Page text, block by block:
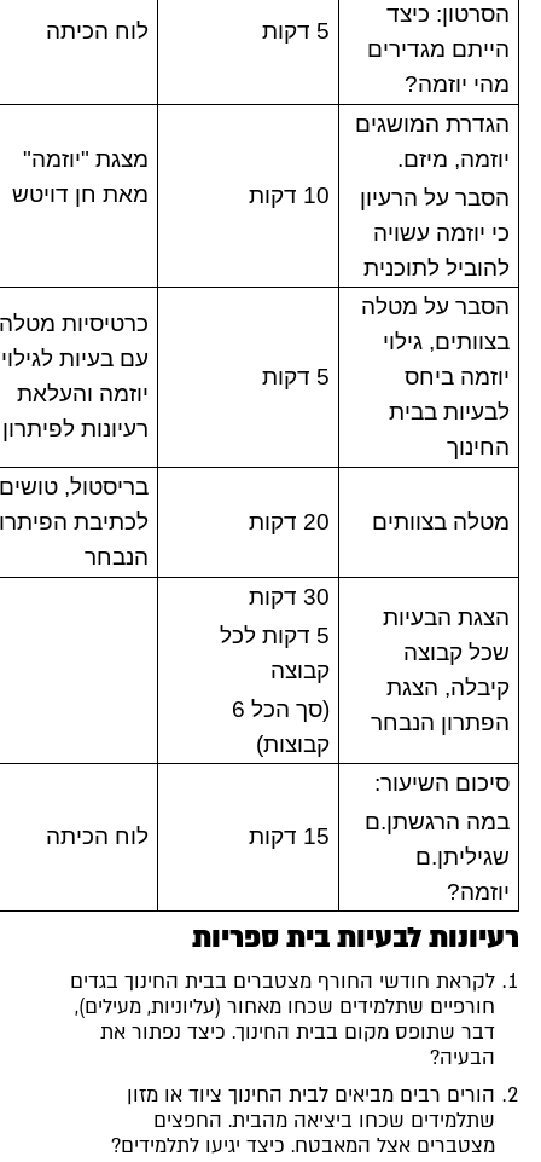
הסרטון: כיצד
הייתם מגדירים
מהי יוזמה?
לוח הכיתה
הגדרת המושגים
יוזמה, מיזם.
הסבר על הרעיון
כי יוזמה עשויה
להוביל לתוכנית
10 דקות
מצגת "יוזמה"
מאת חן דויטש
הסבר על מטלה
בצוותים, גילוי
יוזמה ביחס
לבעיות בבית
החינוך
כרטיסיות מטלה
עם בעיות לגילוי
יוזמה והעלאת
רעיונות לפיתרון
מטלה בצוותים 20 דקות
בריסטול, טושים
לכתיבת הפיתרון
הנבחר
הצגת הבעיות
שכל קבוצה
קיבלה, הצגת
הפתרון הנבחר
30 דקות
5 דקות לכל
קבוצה
(סך הכל 6
קבוצות)
סיכום השיעור:
במה הרגשתן.ם
שגיליתן.ם
יוזמה?
15 דקות לוח הכיתה
לבעיות בית ספריות
לקראת חודשי החורף מצטברים בבית החינוך בגדים
חורפיים שתלמידים שכחו מאחור (עליוניות, מעילים),
דבר שתופס מקום בבית החינוך. כיצד נפתור את
הבעיה?
הורים רבים מביאים לבית החינוך ציוד או מזון
שתלמידים שכחו ביציאה מהבית. החפצים
מצטברים אצל המאבטח. כיצד יגיעו לתלמידים?